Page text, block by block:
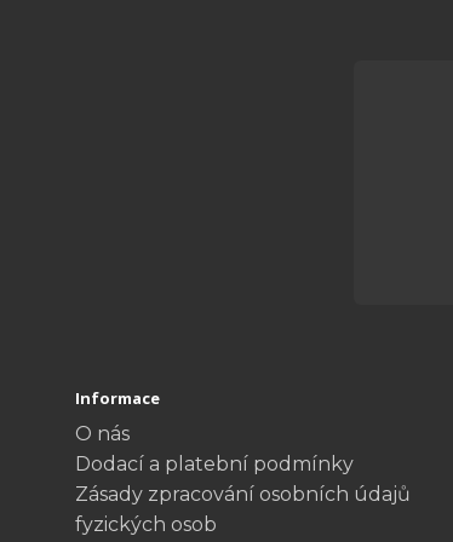
Informace
O nás
Dodací a platební podmínky
Zásady zpracování osobních údajů
fyzických osob